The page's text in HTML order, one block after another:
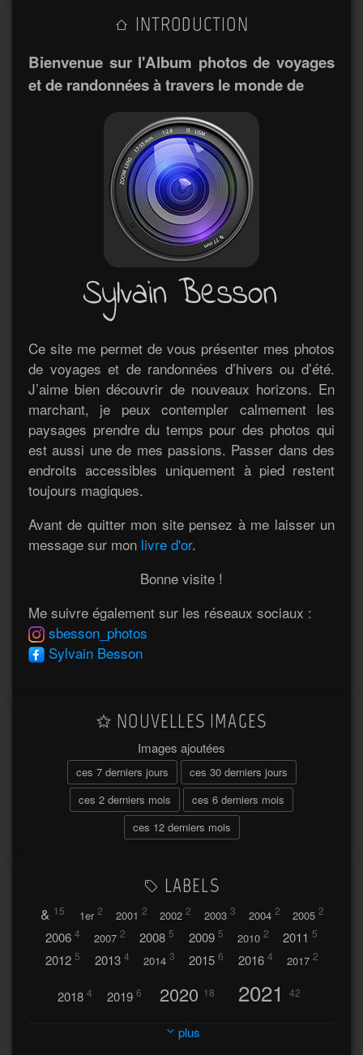
INTRODUCTION
Bienvenue sur l'Album photos de voyages
et de randonnées à travers le monde de
Ce site me permet de vous présenter mes photos
de voyages et de randonnées d’hivers ou d’été.
J’aime bien découvrir de nouveaux horizons. En
marchant, je peux contempler calmement les
paysages prendre du temps pour des photos qui
est aussi une de mes passions. Passer dans des
endroits accessibles uniquement à pied restent
toujours magiques.
Avant de quitter mon site pensez à me laisser un
message sur mon livre d'or.
Bonne visite !
Me suivre également sur les réseaux sociaux :
sbesson_photos
Sylvain Besson
NOUVELLES IMAGES
Images ajoutées
ces 7 derniers jours
ces 30 derniers jours
ces 2 derniers mois
ces 6 derniers mois
ces 12 derniers mois
LABELS
& 15 1er 2 2001 2 2002 2 2003 3 2004 2 2005 2
2006 4 2007 2 2008 5 2009 5 2010 2 2011 5
2012 5 2013 4 2014 3 2015 6 2016 4 2017 2
2018 4 2019 6 2020 18 2021 42
2023 32
plus